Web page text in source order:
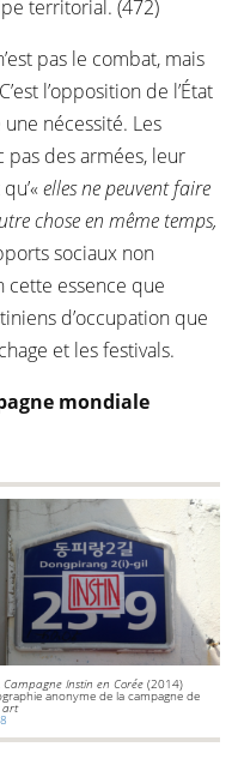
territorial. (472)
pas le combat, mais
l’opposition de l’État
nécessité. Les
des armées, leur
elles ne peuvent faire
chose en même temps,
sociaux non
cette essence que
d’occupation que
et les festivals.
mondiale
Campagne Instin en Corée (2014)
anonyme de la campagne de
art